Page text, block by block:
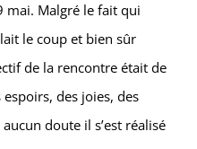
mai. Malgré le fait qui
le coup et bien sûr
de la rencontre était de
des joies, des
doute il s’est réalisé